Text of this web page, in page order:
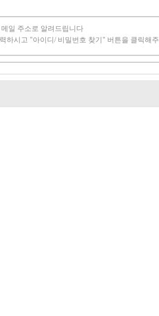
일 주소로 알려드립니다
하시고 "아이디/ 비밀번호 찾기" 버튼을 클릭해